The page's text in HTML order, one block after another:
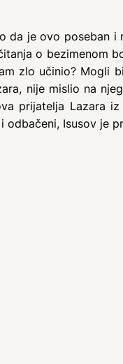
da je ovo poseban
o bezimenom
zlo učinio? Mogli
nije mislio na
prijatelja Lazara
odbačeni, Isusov je